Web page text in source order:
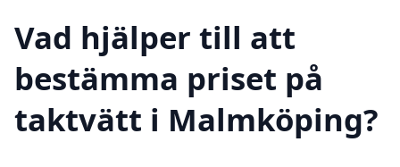
Vad hjälper till att
bestämma priset på
taktvätt i Malmköping?